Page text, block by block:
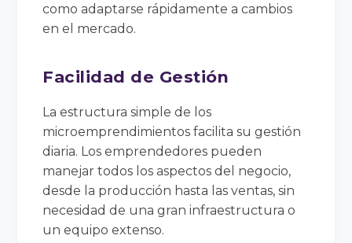
como adaptarse rápidamente a cambios
en el mercado.
Facilidad de Gestión
La estructura simple de los
microemprendimientos facilita su gestión
diaria. Los emprendedores pueden
manejar todos los aspectos del negocio,
desde la producción hasta las ventas, sin
necesidad de una gran infraestructura o
un equipo extenso.